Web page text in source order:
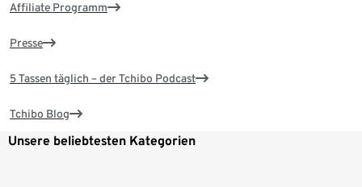
Affiliate Programm
Presse
5 Tassen täglich – der Tchibo Podcast
Tchibo Blog
Unsere beliebtesten Kategorien